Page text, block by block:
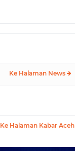
Ke Halaman News
Ke Halaman Kabar Aceh